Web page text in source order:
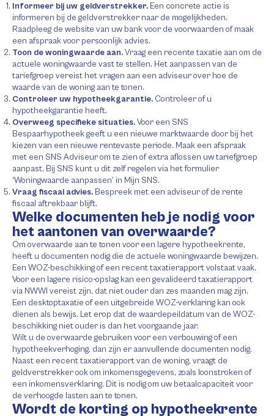
Informeer bij uw geldverstrekker. Een concrete actie is
informeren bij de geldverstrekker naar de mogelijkheden.
Raadpleeg de website van uw bank voor de voorwaarden of maak
een afspraak voor persoonlijk advies.
Toon de woningwaarde aan.Vraag een recente taxatie aan om de
actuele woningwaarde vast te stellen. Het aanpassen van de
tariefgroep vereist het vragen aan een adviseur over hoe de
waarde van de woning aan te tonen.
Controleer uw hypotheekgarantie. Controleer of u
hypotheekgarantie heeft.
Overweeg specifieke situaties.Voor een SNS
Bespaarhypotheek geeft u een nieuwe marktwaarde door bij het
kiezen van een nieuwe rentevaste periode. Maak een afspraak
met een SNS Adviseur om te zien of extra aflossen uw tariefgroep
aanpast. Bij SNS kunt u dit zelf regelen via het formulier
‘Woningwaarde aanpassen’ in Mijn SNS.
Vraag fiscaal advies. Bespreek met een adviseur of de rente
fiscaal aftrekbaar blijft.
Welke documenten heb je nodig voor
het aantonen van overwaarde?
Om overwaarde aan te tonen voor een lagere hypotheekrente,
heeft u documenten nodig die de actuele woningwaarde bewijzen.
Een WOZ-beschikking of een recent taxatierapport volstaat vaak.
Voor een lagere risico-opslag kan een gevalideerd taxatierapport
via NWWI vereist zijn, dat niet ouder dan zes maanden mag zijn.
Een desktoptaxatie of een uitgebreide WOZ-verklaring kan ook
dienen als bewijs. Let erop dat de waardepeildatum van de WOZ-
beschikking niet ouder is dan het voorgaande jaar.
Wilt u de overwaarde gebruiken voor een verbouwing of een
hypotheekverhoging, dan zijn er aanvullende documenten nodig.
Naast een recent taxatierapport van de woning, vraagt de
geldverstrekker ook om inkomensgegevens, zoals loonstroken of
een inkomensverklaring. Dit is nodig om uw betaalcapaciteit voor
de verhoogde lasten aan te tonen.
Wordt de korting op hypotheekrente